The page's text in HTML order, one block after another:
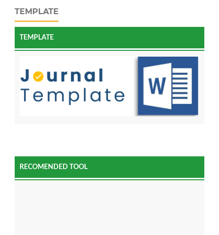
TEMPLATE
TEMPLATE
RECOMENDED TOOL